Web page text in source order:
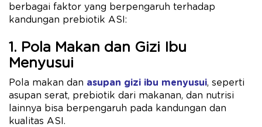
berbagai faktor yang berpengaruh terhadap
kandungan prebiotik ASI:
1. Pola Makan dan Gizi Ibu
Menyusui
Pola makan dan asupan gizi ibu menyusui, seperti
asupan serat, prebiotik dari makanan, dan nutrisi
lainnya bisa berpengaruh pada kandungan dan
kualitas ASI.